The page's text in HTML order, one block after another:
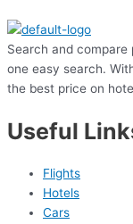
Search and
one easy search.
the best price on
Useful
Flights
Hotels
Cars